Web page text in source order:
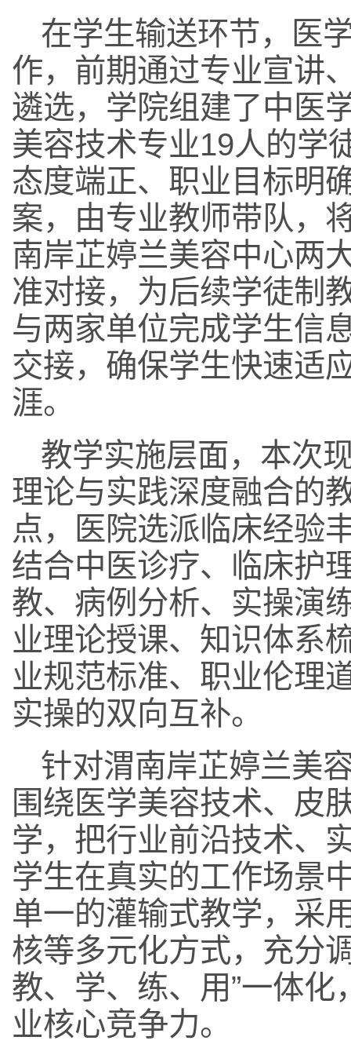
在学生输送环节，医
作，前期通过专业宣讲
遴选，学院组建了中医
美容技术专业19人的学
态度端正、职业目标明
案，由专业教师带队，
南岸芷婷兰美容中心两
准对接，为后续学徒制
与两家单位完成学生信
交接，确保学生快速适
涯。
教学实施层面，本次
理论与实践深度融合的
点，医院选派临床经验
结合中医诊疗、临床护
教、病例分析、实操演
业理论授课、知识体系
业规范标准、职业伦理
实操的双向互补。
针对渭南岸芷婷兰美
围绕医学美容技术、皮
学，把行业前沿技术、
学生在真实的工作场景
单一的灌输式教学，采
核等多元化方式，充分
教、学、练、用”一体
业核心竞争力。